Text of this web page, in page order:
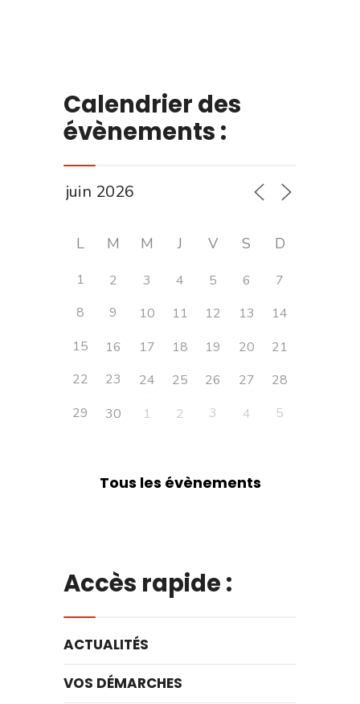
Calendrier des
évènements :
L M M J V S D
1 2 3 4 5 6
7
8
9 10 11 12 13
14
15
16 17 18 19 20
21
22
23 24 25 26 27
28
29
30 1 2 3 4 5
Tous les évènements
Accès rapide :
ACTUALITÉS
VOS DÉMARCHES